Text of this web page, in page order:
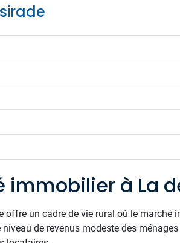
immobilier à La
un cadre de vie rural où le marché
de revenus modeste des